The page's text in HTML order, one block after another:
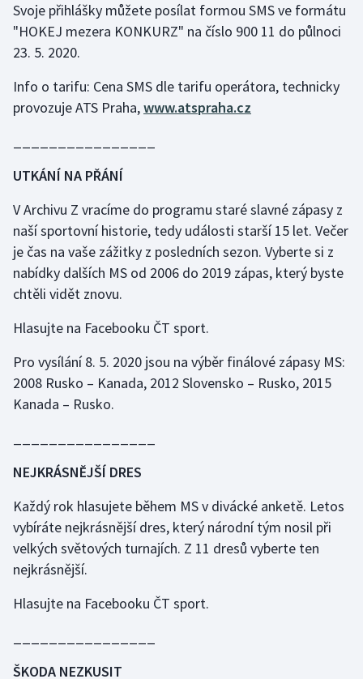
Short track
Stolní tenis
Triatlon
Vodní slalom
Volejbal
Ostatní
Svoje přihlášky můžete posílat formou SMS ve formátu
"HOKEJ mezera KONKURZ" na číslo 900 11 do půlnoci
23. 5. 2020.
Info o tarifu: Cena SMS dle tarifu operátora, technicky
provozuje ATS Praha,www.atspraha.cz
UTKÁNÍ NA PŘÁNÍ
V Archivu Z vracíme do programu staré slavné zápasy z
naší sportovní historie, tedy události starší 15 let. Večer
je čas na vaše zážitky z posledních sezon. Vyberte si z
nabídky dalších MS od 2006 do 2019 zápas, který byste
chtěli vidět znovu.
Hlasujte na Facebooku ČT sport.
Pro vysílání 8. 5. 2020 jsou na výběr finálové zápasy MS:
2008 Rusko – Kanada, 2012 Slovensko – Rusko, 2015
Kanada – Rusko.
NEJKRÁSNĚJŠÍ DRES
Každý rok hlasujete během MS v divácké anketě. Letos
vybíráte nejkrásnější dres, který národní tým nosil při
velkých světových turnajích. Z 11 dresů vyberte ten
nejkrásnější.
Hlasujte na Facebooku ČT sport.
ŠKODA NEZKUSIT